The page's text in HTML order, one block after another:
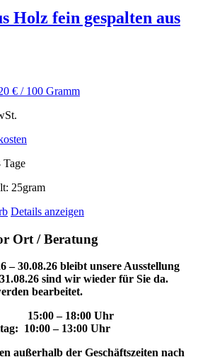
Holz fein gespalten aus
€ / 100 Gramm
Tage
25gram
Details anzeigen
Ort / Beratung
– 30.08.26 bleibt unsere Ausstellung
sind wir wieder für Sie da.
bearbeitet.
15:00 – 18:00 Uhr
10:00 – 13:00 Uhr
außerhalb der Geschäftszeiten nach